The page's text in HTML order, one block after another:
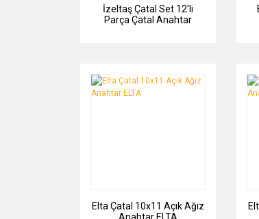
İzeltaş Çatal Set 12'li
Parça Çatal Anahtar
Elta Çatal 10x11 Açık Ağız